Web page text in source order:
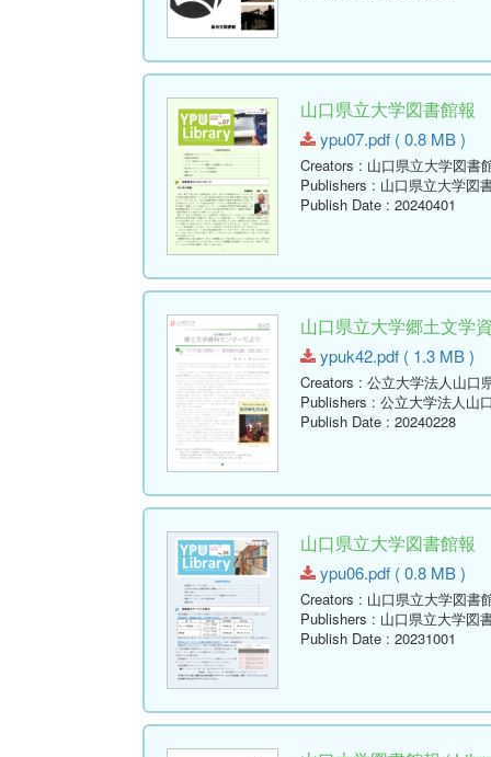
山口県立大学図書館報
ypu07.pdf ( 0.8 MB )
Creators : 山口県立大学図書
Publishers : 山口県立大学図
Publish Date : 20240401
山口県立大学郷土文学
ypuk42.pdf ( 1.3 MB )
Creators : 公立大学法人山口
Publishers : 公立大学法人山
Publish Date : 20240228
山口県立大学図書館報
ypu06.pdf ( 0.8 MB )
Creators : 山口県立大学図書
Publishers : 山口県立大学図
Publish Date : 20231001